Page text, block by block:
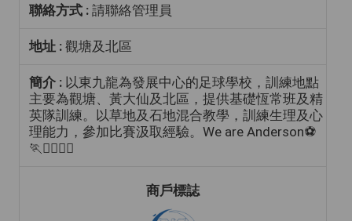
聯絡方式 : 請聯絡管理員
地址 : 觀塘及北區
簡介 : 以東九龍為發展中心的足球學校，訓練地點
主要為觀塘、黃大仙及北區，提供基礎恆常班及精
英隊訓練。以草地及石地混合教學，訓練生理及心
理能力，參加比賽汲取經驗。We are Anderson⚽️
🏃🏃‍♀️🏃‍♂️
商戶標誌